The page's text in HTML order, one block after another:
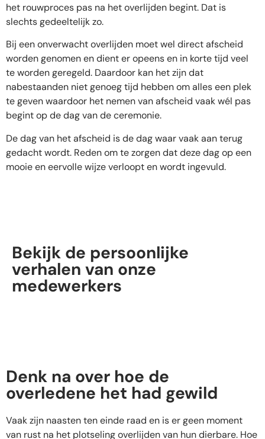
het rouwproces pas na het overlijden begint. Dat is
slechts gedeeltelijk zo.
Bij een onverwacht overlijden moet wel direct afscheid
worden genomen en dient er opeens en in korte tijd veel
te worden geregeld. Daardoor kan het zijn dat
nabestaanden niet genoeg tijd hebben om alles een plek
te geven waardoor het nemen van afscheid vaak wél pas
begint op de dag van de ceremonie.
De dag van het afscheid is de dag waar vaak aan terug
gedacht wordt. Reden om te zorgen dat deze dag op een
mooie en eervolle wijze verloopt en wordt ingevuld.
Bekijk de persoonlijke
verhalen van onze
medewerkers
Denk na over hoe de
overledene het had gewild
Vaak zijn naasten ten einde raad en is er geen moment
van rust na het plotseling overlijden van hun dierbare. Hoe